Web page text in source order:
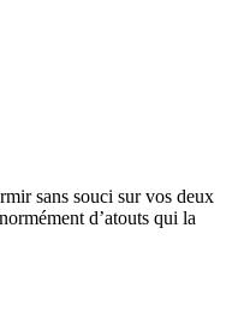
sans souci sur vos deux
d’atouts qui la